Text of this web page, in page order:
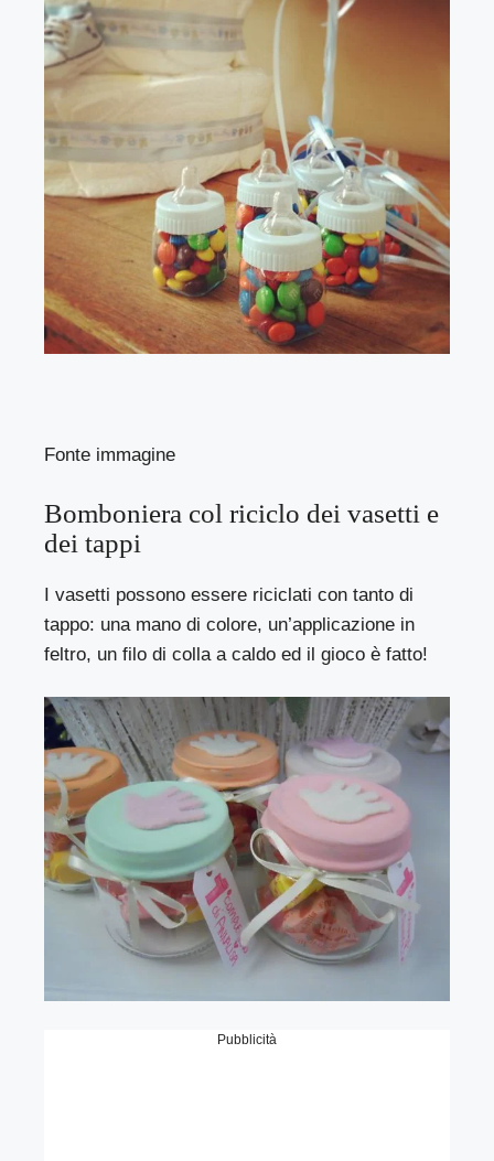
Fonte immagine
Bomboniera col riciclo dei vasetti e
dei tappi
I vasetti possono essere riciclati con tanto di
tappo: una mano di colore, un’applicazione in
feltro, un filo di colla a caldo ed il gioco è fatto!
Pubblicità